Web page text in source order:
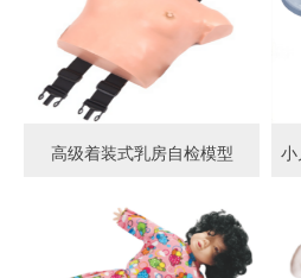
高级着装式乳房自检模型